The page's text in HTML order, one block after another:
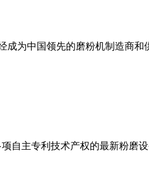
为中国领先的磨粉机制造商
自主专利技术产权的最新粉